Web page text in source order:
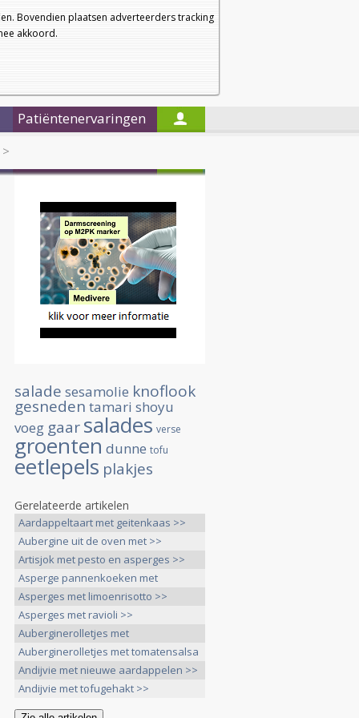
Bovendien plaatsen adverteerders tracking
akkoord.
a
a
Nieuwsbrief
Startpagina
Patiëntenervaringen
>
salade sesamolie knoflook
gesneden tamari shoyu
voeg gaarsalades verse
groenten dunne tofu
eetlepels plakjes
Gerelateerde artikelen
Aardappeltaart met geitenkaas >>
Aubergine uit de oven met >>
Artisjok met pesto en asperges >>
Asperge pannenkoeken met
bieslooksaus >>
Asperges met limoenrisotto >>
Asperges met ravioli >>
Auberginerolletjes met
Hazelnotentapenade >>
Auberginerolletjes met tomatensalsa
>>
Andijvie met nieuwe aardappelen >>
Andijvie met tofugehakt >>